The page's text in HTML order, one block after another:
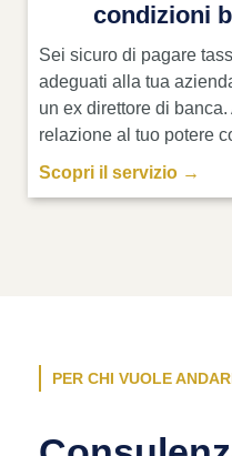
condizioni
Sei sicuro di pagare
adeguati alla tua
un ex direttore di
relazione al tuo potere
Scopri il servizio →
PER CHI VUOLE